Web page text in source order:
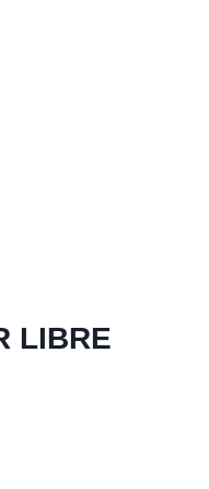
LIBRE